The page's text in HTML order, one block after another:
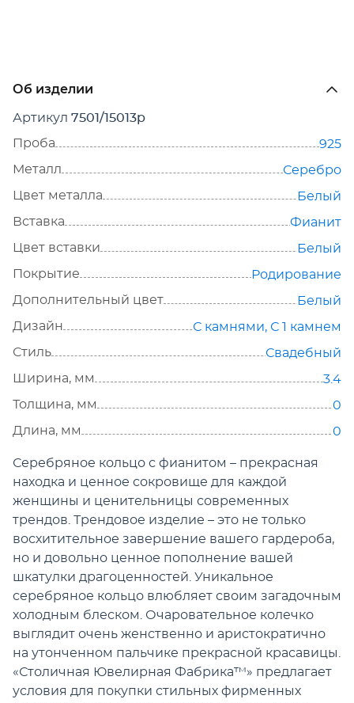
Об изделии
Артикул 7501/15013р
Проба
925
Металл
Серебро
Цвет металла
Белый
Вставка
Фианит
Цвет вставки
Белый
Покрытие
Родирование
Дополнительный цвет
Белый
Дизайн
С камнями, С 1 камнем
Стиль
Свадебный
Ширина, мм
3.4
Толщина, мм
0
Длина, мм
0
Серебряное кольцо с фианитом – прекрасная
находка и ценное сокровище для каждой
женщины и ценительницы современных
трендов. Трендовое изделие – это не только
восхитительное завершение вашего гардероба,
но и довольно ценное пополнение вашей
шкатулки драгоценностей. Уникальное
серебряное кольцо влюбляет своим загадочным
холодным блеском. Очаровательное колечко
выглядит очень женственно и аристократично
на утонченном пальчике прекрасной красавицы.
«Столичная Ювелирная Фабрика™» предлагает
условия для покупки стильных фирменных